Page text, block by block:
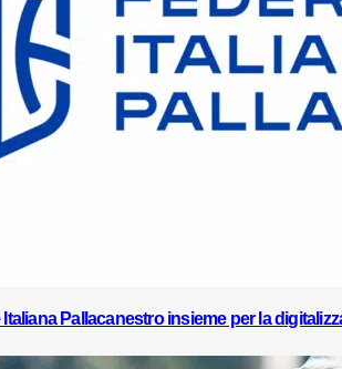
Pallacanestro insieme per la